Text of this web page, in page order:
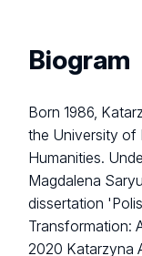
Biogram
Born 1986,
the University
Humanities.
Magdalena
dissertation
Transformation:
2020 Katarzyna